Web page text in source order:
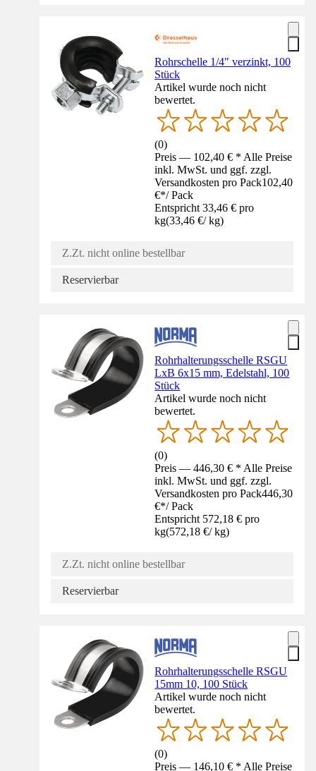
Rohrschelle 1/4" verzinkt, 100
Stück
Artikel wurde noch nicht
bewertet.
(0)
Preis — 102,40 € * Alle Preise
inkl. MwSt. und ggf. zzgl.
Versandkosten pro Pack102,40
€*/ Pack
Entspricht 33,46 € pro
kg(33,46 €/ kg)
Z.Zt. nicht online bestellbar
Reservierbar
Rohrhalterungsschelle RSGU
LxB 6x15 mm, Edelstahl, 100
Stück
Artikel wurde noch nicht
bewertet.
(0)
Preis — 446,30 € * Alle Preise
inkl. MwSt. und ggf. zzgl.
Versandkosten pro Pack446,30
€*/ Pack
Entspricht 572,18 € pro
kg(572,18 €/ kg)
Z.Zt. nicht online bestellbar
Reservierbar
Rohrhalterungsschelle RSGU
15mm 10, 100 Stück
Artikel wurde noch nicht
bewertet.
(0)
Preis — 146,10 € * Alle Preise